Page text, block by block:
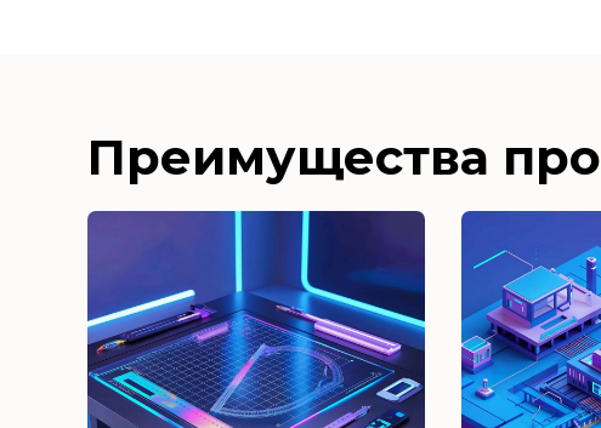
Преимущества